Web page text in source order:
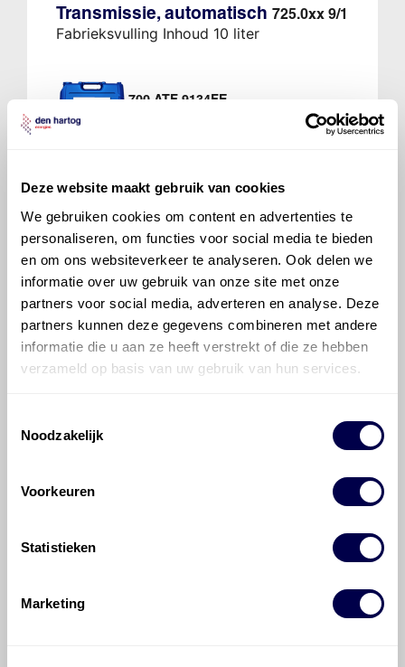
Deze website maakt gebruik van cookies
We gebruiken cookies om content en advertenties te
personaliseren, om functies voor social media te bieden
en om ons websiteverkeer te analyseren. Ook delen we
informatie over uw gebruik van onze site met onze
partners voor social media, adverteren en analyse. Deze
partners kunnen deze gegevens combineren met andere
informatie die u aan ze heeft verstrekt of die ze hebben
verzameld op basis van uw gebruik van hun services.
Noodzakelijk
Voorkeuren
Statistieken
Marketing
Transmissie, automatisch 725.0xx 9/1
Fabrieksvulling Inhoud 10 liter
700 ATF 9134FE
Ververs elke 125000 km/ 60 maanden
Veelgestelde vragen over
de Mercedes-Benz C-
klasse
Welke motorolie adviseert Den Hartog
worden bij een Mercedes-Benz C-klasse?
Voor welke onderdelen van de